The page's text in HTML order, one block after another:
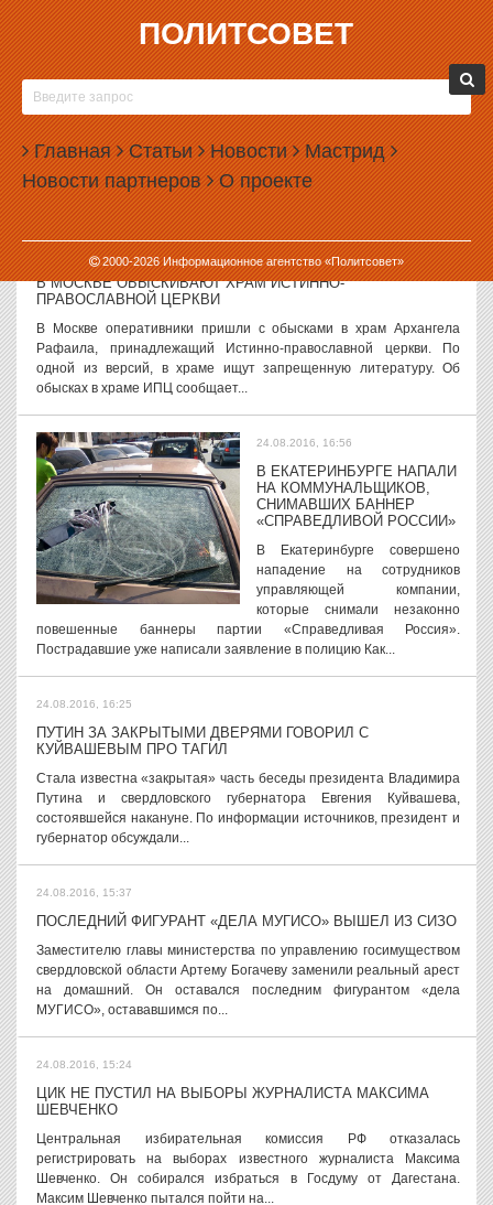
ПОЛИТСОВЕТ
Главная Статьи Новости Мастрид
Новости партнеров О проекте
2000-2026Информационное агентство «Политсовет»
24.08.2016, 17:53
«ПОБЕДУ» НАКАЗАЛИ ЗА ОТКАЗ ПУСТИТЬ НА БОРТ
ЕКАТЕРИНБУРЖЦЕВ
Авиакомпания «Победа» не пустила на борт самолёта в
Екатеринбурге семью с грудным ребёнком. За это
авиаперевозчика оштрафовали на 20 тыс. руб. Как сообщили в
Уральской Транспортной прокуратуре, по...
24.08.2016, 17:33
В МОСКВЕ ОБЫСКИВАЮТ ХРАМ ИСТИННО-
ПРАВОСЛАВНОЙ ЦЕРКВИ
В Москве оперативники пришли с обысками в храм Архангела
Рафаила, принадлежащий Истинно-православной церкви. По
одной из версий, в храме ищут запрещенную литературу. Об
обысках в храме ИПЦ сообщает...
24.08.2016, 16:56
В ЕКАТЕРИНБУРГЕ НАПАЛИ
НА КОММУНАЛЬЩИКОВ,
СНИМАВШИХ БАННЕР
«СПРАВЕДЛИВОЙ РОССИИ»
В Екатеринбурге совершено
нападение на сотрудников
управляющей компании,
которые снимали незаконно
повешенные баннеры партии «Справедливая Россия».
Пострадавшие уже написали заявление в полицию Как...
24.08.2016, 16:25
ПУТИН ЗА ЗАКРЫТЫМИ ДВЕРЯМИ ГОВОРИЛ С
КУЙВАШЕВЫМ ПРО ТАГИЛ
Стала известна «закрытая» часть беседы президента Владимира
Путина и свердловского губернатора Евгения Куйвашева,
состоявшейся накануне. По информации источников, президент и
губернатор обсуждали...
24.08.2016, 15:37
ПОСЛЕДНИЙ ФИГУРАНТ «ДЕЛА МУГИСО» ВЫШЕЛ ИЗ СИЗО
Заместителю главы министерства по управлению госимуществом
свердловской области Артему Богачеву заменили реальный арест
на домашний. Он оставался последним фигурантом «дела
МУГИСО», остававшимся по...
24.08.2016, 15:24
ЦИК НЕ ПУСТИЛ НА ВЫБОРЫ ЖУРНАЛИСТА МАКСИМА
ШЕВЧЕНКО
Центральная избирательная комиссия РФ отказалась
регистрировать на выборах известного журналиста Максима
Шевченко. Он собирался избраться в Госдуму от Дагестана.
Максим Шевченко пытался пойти на...